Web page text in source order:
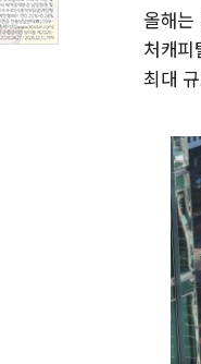
올해는
처캐
최대